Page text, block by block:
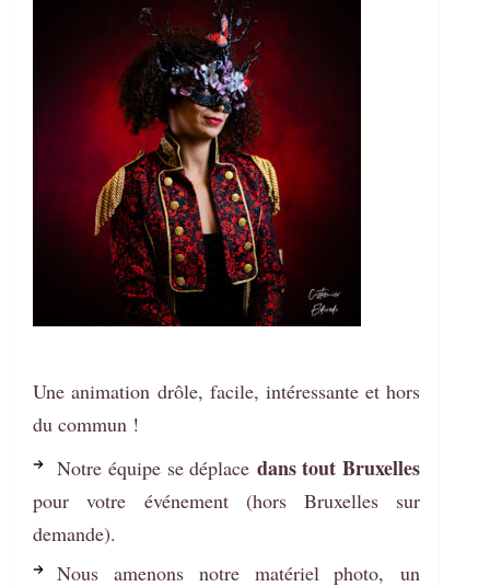
Une animation drôle, facile, intéressante et hors
du commun !
Notre équipe se déplace dans tout Bruxelles
pour votre événement (hors Bruxelles sur
demande).
Nous amenons notre matériel photo, un